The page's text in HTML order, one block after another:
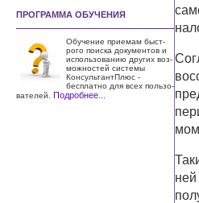
ПРОГРАММА ОБУЧЕНИЯ
Обучение приемам быст­
рого поиска документов и
использо­ванию других воз­
можностей системы
КонсультантПлюс -
бесплатно для всех пользо­
вателей. Подробнее...
ней